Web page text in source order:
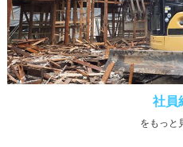
社員
をもっ